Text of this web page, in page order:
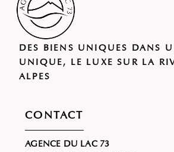
DES BIENS UNIQUES DANS
UNIQUE, LE LUXE SUR LA
ALPES
CONTACT
AGENCE DU LAC 73